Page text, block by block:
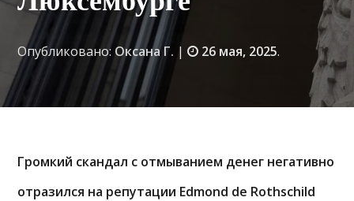
Опубликовано: Оксана Г. | 26 мая, 2025.
Громкий скандал с отмыванием денег негативно
отразился на репутации Edmond de Rothschild